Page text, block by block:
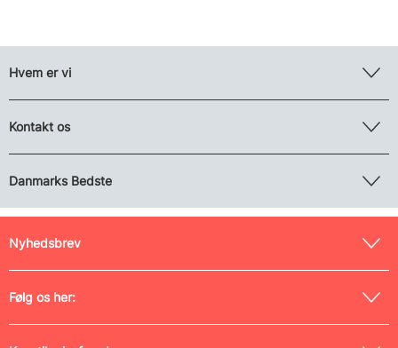
Hvem er vi
Kontakt os
Danmarks Bedste
Nyhedsbrev
Følg os her: